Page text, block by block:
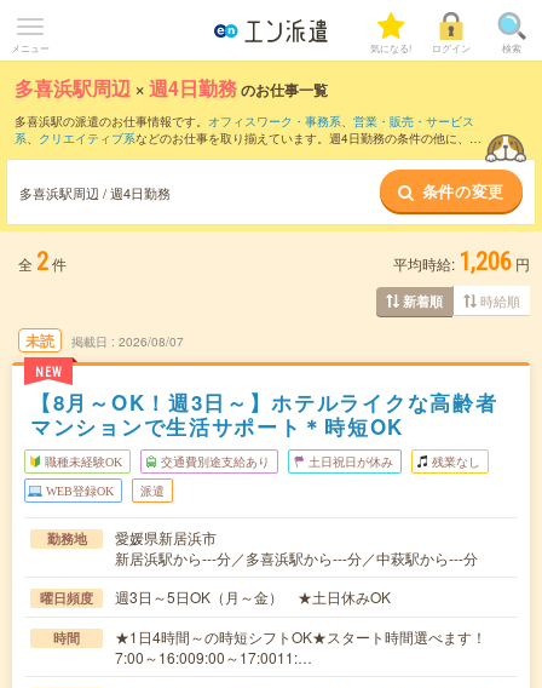
メニュー 気になる! ログイン 検索
多喜浜駅周辺 ×週4日勤務のお仕事一覧
多喜浜駅の派遣のお仕事情報です。 オフィスワーク・事務系、 営業・販売・サービス
系、 クリエイティブ系などのお仕事を取り揃えています。週4日勤務の条件の他に、 交
多喜浜駅周辺 / 週4日勤務 条件の変更
全 2件 平均時給: 1,206 円
新着順 時給順
未読
NEW
掲載日 2026/08/07
【8月～OK！週3日～】ホテルライクな高齢者
マンションで生活サポート＊時短OK
職種未経験OK 交通費別途支給あり 土日祝日が休み 残業なし
WEB登録OK 派遣
勤務地
愛媛県新居浜市
新居浜駅から---分／多喜浜駅から---分／中萩駅から---分
曜日頻度 週3日～5日OK（月～金） ★土日休みOK
時間
★1日4時間～の時短シフトOK★スタート時間選べます！
7:00～16:009:00～17:0011:…